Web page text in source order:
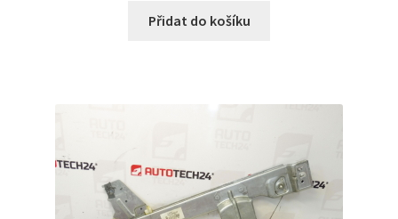
Přidat do košíku